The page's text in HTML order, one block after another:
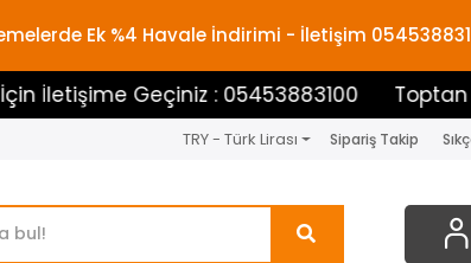
Ek %4 Havale İndirimi - İletişim
Geçiniz : 05453883100 Toptan Alımlar
TRY - Türk Lirası Sipariş Takip